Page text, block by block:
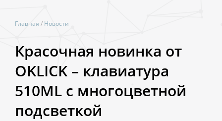
Главная / Новости
Красочная новинка от
OKLICK – клавиатура
510ML с многоцветной
подсветкой